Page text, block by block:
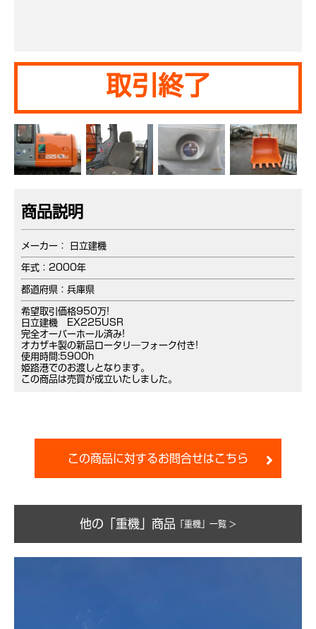
取引終了
商品説明
メーカー： 日立建機
年式：2000年
都道府県：兵庫県
希望取引価格950万!
日立建機 EX225USR
完全オーバーホール済み!
オカザキ製の新品ロータリ―フォーク付き!
使用時間:5900h
姫路港でのお渡しとなります。
この商品は売買が成立いたしました。
この商品に対するお問合せはこちら
他の「重機」商品 「重機」一覧 >